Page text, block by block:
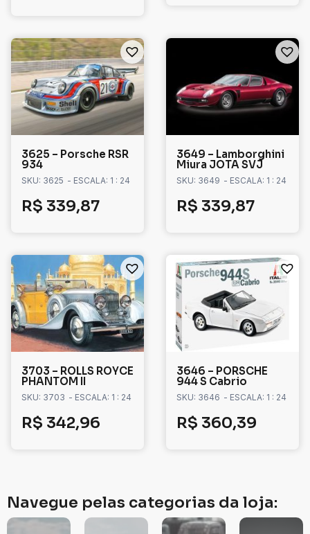
3625 – Porsche RSR
934
SKU: 3625 - ESCALA: 1 : 24
R$ 339,87
3649 – Lamborghini
Miura JOTA SVJ
SKU: 3649 - ESCALA: 1 : 24
R$ 339,87
3703 – ROLLS ROYCE
PHANTOM II
SKU: 3703 - ESCALA: 1 : 24
R$ 342,96
3646 – PORSCHE
944 S Cabrio
SKU: 3646 - ESCALA: 1 : 24
R$ 360,39
Navegue pelas categorias da loja: